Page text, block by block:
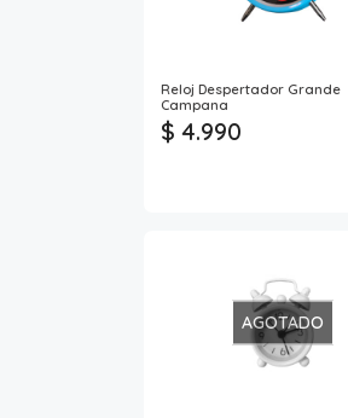
Reloj Despertador Grande
Campana
$ 4.990
AGOTADO